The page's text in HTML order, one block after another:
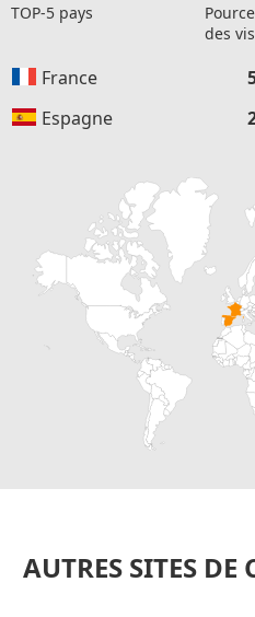
TOP-5 pays
des
France
Espagne
AUTRES SITES DE